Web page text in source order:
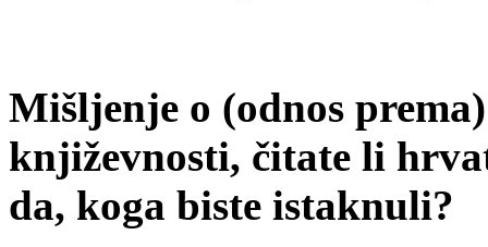
Mišljenje o (odnos
književnosti, čitate li
da, koga biste istaknuli?